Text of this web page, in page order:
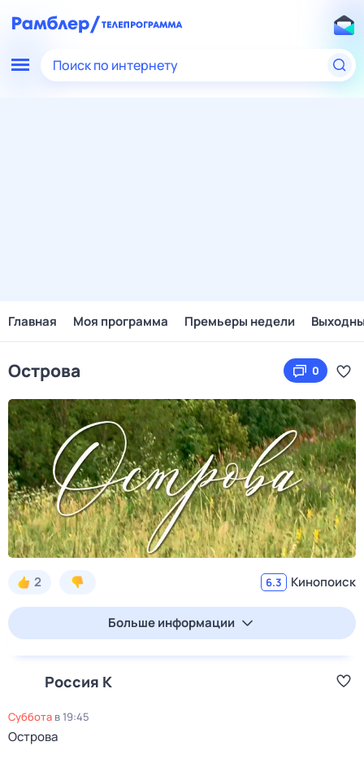
Поиск по интернету
Главная Моя программа Премьеры недели
Острова 0
2 6.3 Кинопоиск
Больше информации
Россия К
суббота в19:45
Острова